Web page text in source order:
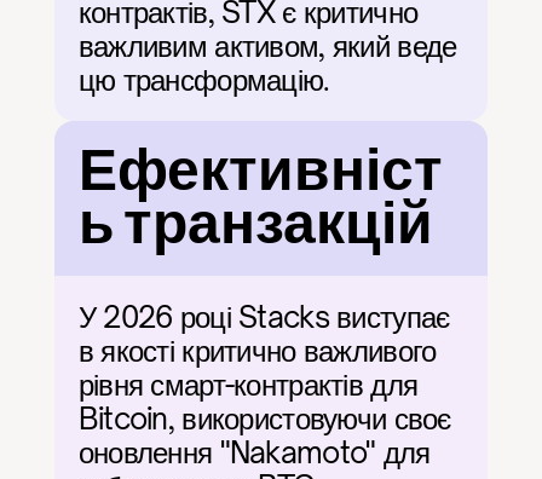
контрактів, STX є критично
важливим активом, який веде
цю трансформацію.
Ефективніст
ь транзакцій
У 2026 році Stacks виступає
в якості критично важливого
рівня смарт-контрактів для
Bitcoin, використовуючи своє
оновлення "Nakamoto" для